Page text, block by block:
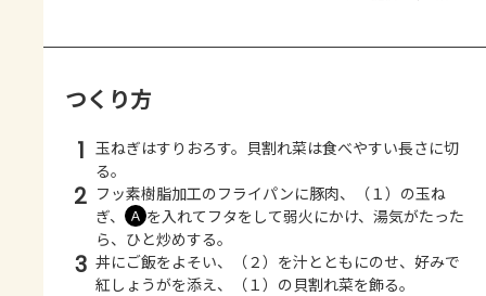
つくり方
1 玉ねぎはすりおろす。貝割れ菜は食べやすい長さに切
る。
2 フッ素樹脂加工のフライパンに豚肉、（１）の玉ね
ぎ、
Ａ を入れてフタをして弱火にかけ、湯気がたった
ら、ひと炒めする。
3 丼にご飯をよそい、（２）を汁とともにのせ、好みで
紅しょうがを添え、（１）の貝割れ菜を飾る。